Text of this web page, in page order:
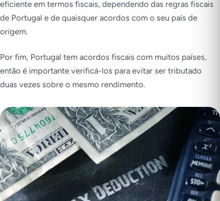
eficiente em termos fiscais, dependendo das regras fiscais
de Portugal e de quaisquer acordos com o seu país de
origem.
Por fim, Portugal tem acordos fiscais com muitos países,
então é importante verificá-los para evitar ser tributado
duas vezes sobre o mesmo rendimento.